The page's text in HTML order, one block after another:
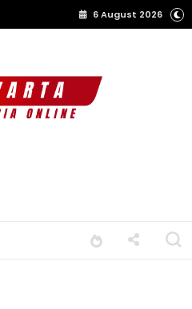
6 August 2026